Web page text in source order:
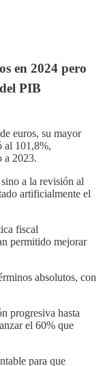
en 2024 pero
PIB
euros, su mayor
al 101,8%,
a 2023.
a la revisión al
artificialmente el
fiscal
permitido mejorar
absolutos, con
progresiva hasta
el 60% que
para que